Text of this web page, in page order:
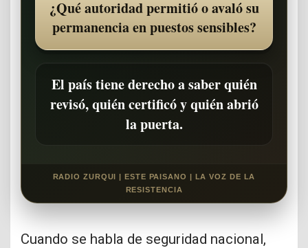
¿Qué autoridad permitió o avaló su
permanencia en puestos sensibles?
El país tiene derecho a saber quién
revisó, quién certificó y quién abrió
la puerta.
RADIO ZURQUI | ESTE PAISANO | LA VOZ DE LA
RESISTENCIA
Cuando se habla de seguridad nacional,